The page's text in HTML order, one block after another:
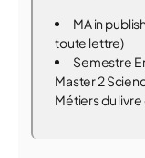
MA in
toute lettre)
Semestre
Master 2
Métiers du